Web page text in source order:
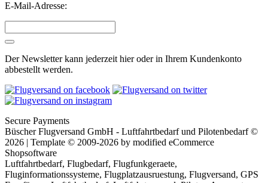
E-Mail-Adresse:
Der Newsletter kann jederzeit hier oder in Ihrem Kundenkonto
abbestellt werden.
Secure Payments
Büscher Flugversand GmbH - Luftfahrtbedarf und Pilotenbedarf ©
2026 | Template © 2009-2026 by modified eCommerce
Shopsoftware
Luftfahrtbedarf, Flugbedarf, Flugfunkgeraete,
Fluginformationssysteme, Flugplatzausruestung, Flugversand, GPS